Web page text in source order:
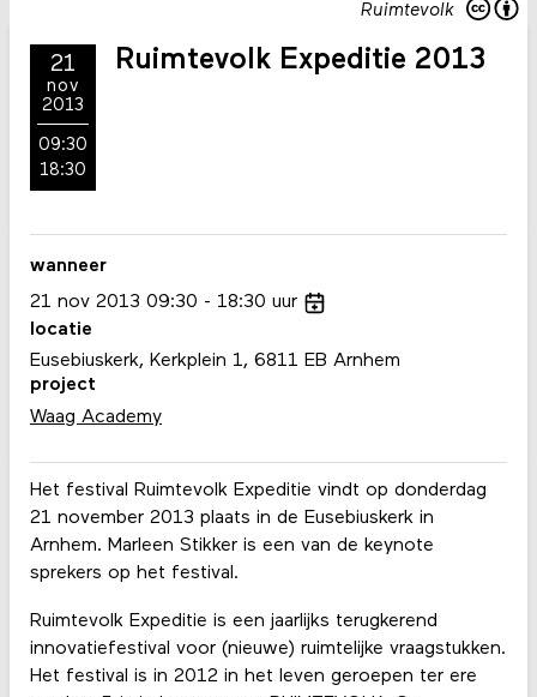
Ruimtevolk
21
nov
2013
09:30
18:30
Ruimtevolk Expeditie 2013
Het festival Ruimtevolk Expeditie vindt op donderdag
21 november 2013 plaats in de Eusebiuskerk in
Arnhem. Marleen Stikker is een van de keynote
sprekers op het festival.
Ruimtevolk Expeditie is een jaarlijks terugkerend
innovatiefestival voor (nieuwe) ruimtelijke vraagstukken.
Het festival is in 2012 in het leven geroepen ter ere
wanneer
21 nov 2013 09:30 18:30 uur
locatie
Eusebiuskerk, Kerkplein 1, 6811 EB Arnhem
project
Waag Academy